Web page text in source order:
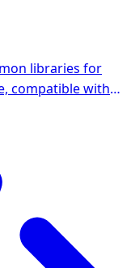
libraries for
compatible with